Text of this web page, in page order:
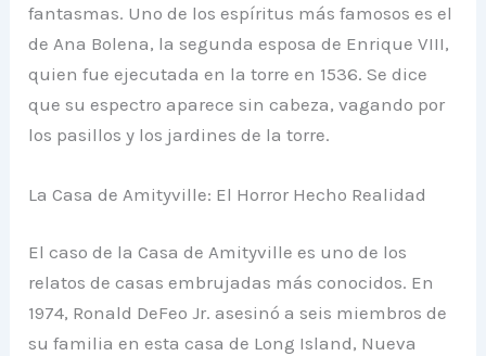
fantasmas. Uno de los espíritus más famosos es el
de Ana Bolena, la segunda esposa de Enrique VIII,
quien fue ejecutada en la torre en 1536. Se dice
que su espectro aparece sin cabeza, vagando por
los pasillos y los jardines de la torre.
La Casa de Amityville: El Horror Hecho Realidad
El caso de la Casa de Amityville es uno de los
relatos de casas embrujadas más conocidos. En
1974, Ronald DeFeo Jr. asesinó a seis miembros de
su familia en esta casa de Long Island, Nueva